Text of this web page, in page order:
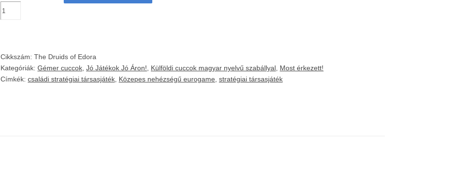
Cikkszám: The Druids of Edora
Kategóriák: Gémer cuccok Jó Játékok Jó Áron! Külföldi cuccok magyar nyelvű szabállyal Most érkezett!
Címkék: családi stratégiai társasjáték Közepes nehézségű eurogame stratégiai társasjáték